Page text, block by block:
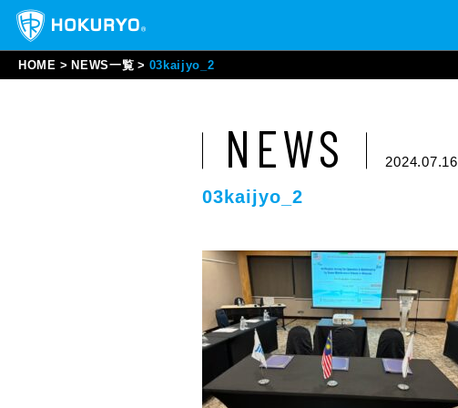
HOME NEWS一覧 03kaijyo_2
NEWS 2024.07.16
03kaijyo_2